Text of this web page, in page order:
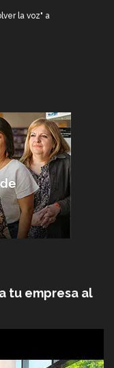
la voz" a
tu empresa al